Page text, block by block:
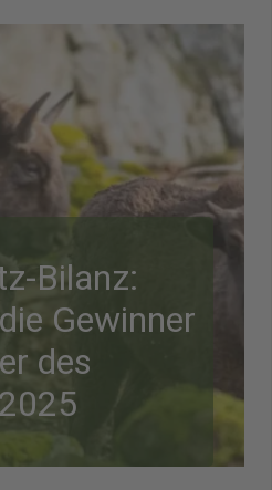
Bilanz:
Gewinner
des